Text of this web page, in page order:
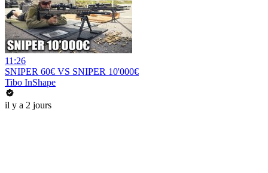
11:26
SNIPER 60€ VS SNIPER 10'000€
Tibo InShape
il y a 2 jours